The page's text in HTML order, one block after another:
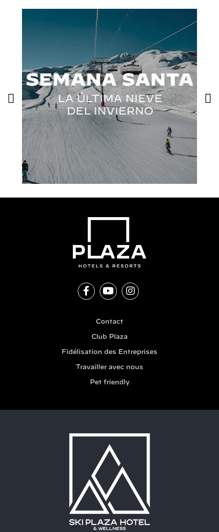
Contact
Club Plaza
Fidélisation des Entreprises
Travailler avec nous
Pet friendly